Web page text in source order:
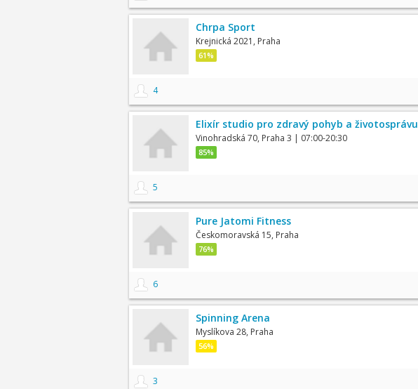
Chrpa Sport
Krejnická 2021, Praha
61%
4
Elixír studio pro zdravý pohyb a životosprávu
Vinohradská 70, Praha 3 | 07:00-20:30
85%
5
Pure Jatomi Fitness
Českomoravská 15, Praha
76%
6
Spinning Arena
Myslíkova 28, Praha
56%
3